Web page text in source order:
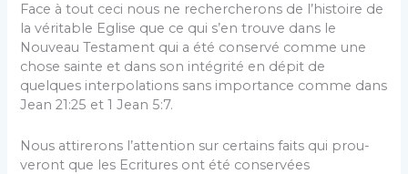
Face à tout ceci nous ne rechercherons de l’histoire de
la véri­table Eglise que ce qui s’en trouve dans le
Nouveau Tes­tament qui a été conservé comme une
chose sainte et dans son intégrité en dépit de
quelques interpolations sans importance comme dans
Jean 21:25 et 1 Jean 5:7.
Nous attirerons l’attention sur certains faits qui prou­
veront que les Ecritures ont été conservées